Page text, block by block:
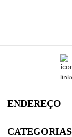
ENDEREÇO
CATEGORIAS